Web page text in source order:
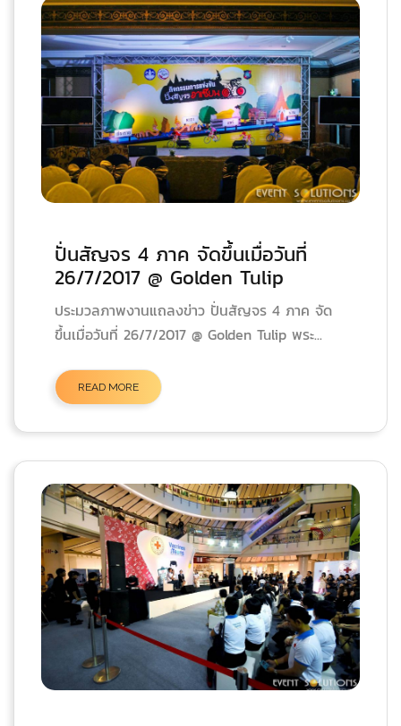
ปั่นสัญจร 4 ภาค จัดขึ้นเมื่อวันที่
26/7/2017 @ Golden Tulip
ประมวลภาพงานแถลงข่าว ปั่นสัญจร 4 ภาค จัด
ขึ้นเมื่อวันที่ 26/7/2017 @ Golden Tulip พระ...
READ MORE